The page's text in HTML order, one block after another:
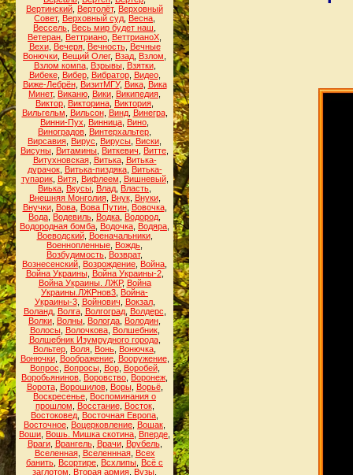
Вертинский Вертолёт, Верховный
Совет, Верховный суд Весна
Вессель Весь мир будет наш
Ветеран Веттриано ВеттрианоХ
Вехи, Вечеря, Вечность, Вечные
Вонючки Вещий Олег, Взад Взлом
Взлом компа, Взрывы, Взятки,
Вибеке, Вибер, Вибратор, Видео,
Виже-Лебрён, ВизитМГУ, Вика, Вика
Минет, Виканю Вики Википедия
Виктор Викторина Виктория
Вильгельм
Вильсон, Винд, Винегра,
Винни-Пух
Винница Вино
Виноградов Винтерхальтер
Вирсавия Вирус Вирусы Виски
Висуны Витамины Виткевич Витте
Витухновская, Витька, Витька-
дурачок, Витька-пиздяка, Витька-
тупарик, Витя, Вифлеем Вишневый,
Виька Вкусы Влад Власть
Внешняя Монголия, Внук, Внуки,
Внучки, Вова, Вова Путин, Вовочка,
Вода Водевиль Водка Водород
Водородная бомба Водочка Водяра
Воеводский, Военачальники,
Военнопленные Вождь
Возбудимость Возврат,
Вознесенский Возрождение Война
Война Украины, Война Украины-2,
Война Украины. ЛЖР, Война
Украины.ЛЖРнов3 Война-
Украины-3, Войнович Вокзал,
Воланд, Волга, Волгоград, Волдерс
Волки Волны Вологда Володин
Волосы, Волочкова, Волшебник,
Волшебник Изумрудного города,
Вольтер Воля Вонь Вонючка
Вонючки, Воображение, Вооружение,
Вопрос
Вопросы, Вор, Воробей,
Воробьянинов Воровство Воронеж
Ворота, Ворошилов, Воры, Ворьё,
Воскресенье Воспоминания о
прошлом
Восстание, Восток,
Востоковед Восточная Европа
Восточное Воцерковление Вошак
Воши Вошь. Мишка скотина Вперде
Враги, Врангель, Врачи, Врубель,
Вселенная, Вселеннная, Всех
банить Всортире Всхлипы Всё с
заглотом
Вторая армия Вузы